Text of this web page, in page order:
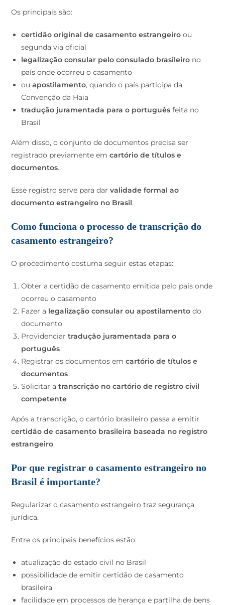
Os principais são:
certidão original de casamento estrangeiro ou
segunda via oficial
legalização consular pelo consulado brasileiro no
país onde ocorreu o casamento
ouapostilamento, quando o país participa da
Convenção da Haia
tradução juramentada para o português feita no
Brasil
Além disso, o conjunto de documentos precisa ser
registrado previamente emcartório de títulos e
documentos.
Esse registro serve para darvalidade formal ao
documento estrangeiro no Brasil.
Como funciona o processo de transcrição do
casamento estrangeiro?
O procedimento costuma seguir estas etapas:
Obter a certidão de casamento emitida pelo país onde
ocorreu o casamento
Fazer a legalização consular ou apostilamento do
documento
Providenciartradução juramentada para o
português
Registrar os documentos emcartório de títulos e
documentos
Solicitar atranscrição no cartório de registro civil
competente
Após a transcrição, o cartório brasileiro passa a emitir
certidão de casamento brasileira baseada no registro
estrangeiro.
Por que registrar o casamento estrangeiro no
Brasil é importante?
Regularizar o casamento estrangeiro traz segurança
jurídica.
Entre os principais benefícios estão:
atualização do estado civil no Brasil
possibilidade de emitir certidão de casamento
brasileira
facilidade em processos de herança e partilha de bens